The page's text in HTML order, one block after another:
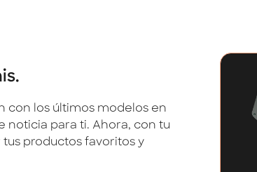
con los últimos modelos en
noticia para ti. Ahora, con tu
productos favoritos y